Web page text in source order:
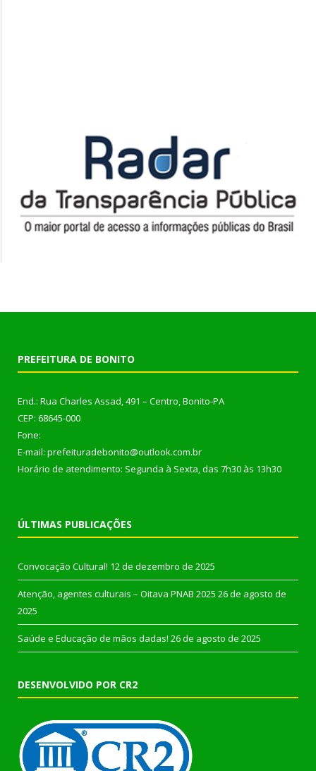
PREFEITURA DE BONITO
End.: Rua Charles Assad, 491 – Centro, Bonito-PA
CEP: 68645-000
Fone:
E-mail: prefeituradebonito@outlook.com.br
Horário de atendimento: Segunda à Sexta, das 7h30 às 13h30
ÚLTIMAS PUBLICAÇÕES
Convocação Cultural! 12 de dezembro de 2025
Atenção, agentes culturais – Oitava PNAB 2025 26 de agosto de
2025
Saúde e Educação de mãos dadas! 26 de agosto de 2025
DESENVOLVIDO POR CR2